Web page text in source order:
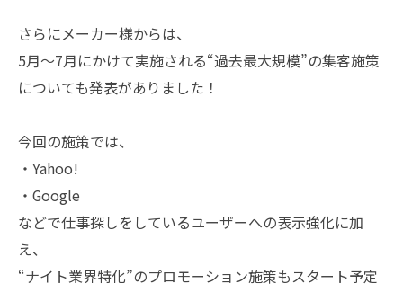
さらにメーカー様からは、
5月〜7月にかけて実施される“過去最大規模”の集客施策
についても発表がありました！
今回の施策では、
・Yahoo!
・Google
などで仕事探しをしているユーザーへの表示強化に加
え、
“ナイト業界特化”のプロモーション施策もスタート予定